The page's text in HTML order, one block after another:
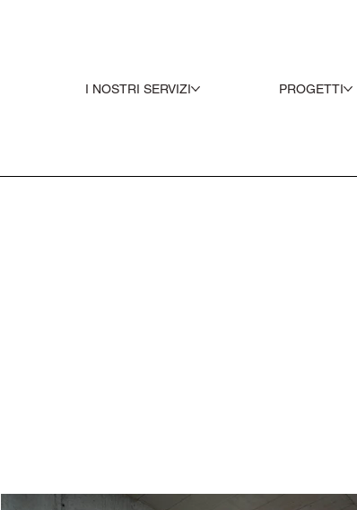
I NOSTRI SERVIZI PROGETTI